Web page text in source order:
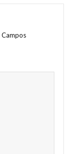
Campos